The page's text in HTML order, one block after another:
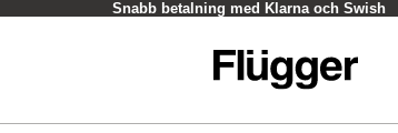
Snabb betalning med Klarna och Swish